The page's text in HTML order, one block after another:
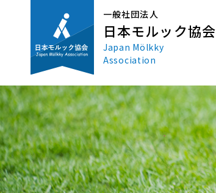
一般社団法人
日本モルック協会
Japan Mölkky
Association